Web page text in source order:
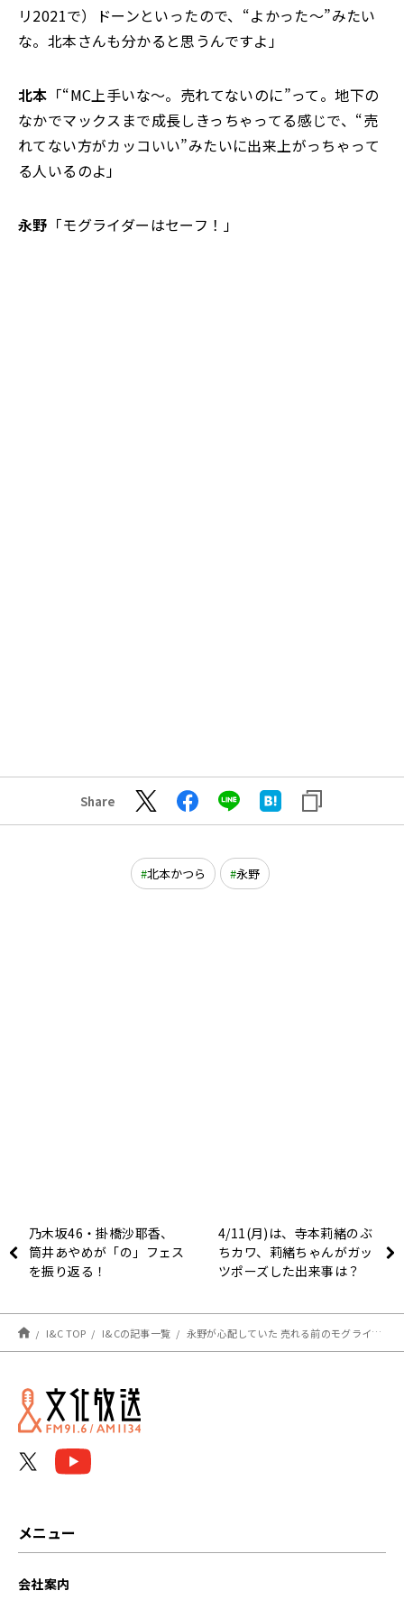
リ2021で）ドーンといったので、“よかった～”みたい
な。北本さんも分かると思うんですよ」
北本 「“MC上手いな～。売れてないのに”って。地下の
なかでマックスまで成長しきっちゃってる感じで、“売
れてない方がカッコいい”みたいに出来上がっちゃって
る人いるのよ」
永野 「モグライダーはセーフ！」
Share
北本かつら 永野
乃木坂46・掛橋沙耶香、
筒井あやめが「の」フェス
を振り返る！
4/11(月)は、寺本莉緒のぶ
ちカワ、莉緒ちゃんがガッ
ツポーズした出来事は？
I&C TOP I&Cの記事一覧 永野が心配していた 売れる前のモグライダー
メニュー
会社案内